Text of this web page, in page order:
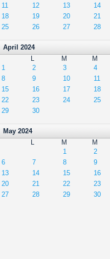
11
12 13 14
18
19 20 21
25
26 27 28
April 2024
L
M M
1
2 3 4
8
9 10 11
15
16 17 18
22
23 24 25
29
30
May 2024
L
M M
1
2
6
7 8 9
13
14 15 16
20
21 22 23
27
28 29 30